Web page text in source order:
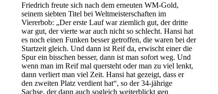
Friedrich freute sich nach dem erneuten WM-Gold,
seinem siebten Titel bei Weltmeisterschaften im
Viererbob: „Der erste Lauf war ziemlich gut, der dritte
war gut, der vierte war auch nicht so schlecht. Hansi hat
es noch einen Funken besser getroffen, die waren bei der
Startzeit gleich. Und dann ist Reif da, erwischt einer die
Spur ein bisschen besser, dann ist man sofort weg. Und
wenn man im Reif mal quersteht oder man zu viel lenkt,
dann verliert man viel Zeit. Hansi hat gezeigt, dass er
den zweiten Platz verdient hat“, so der 34-jährige
Sachse, der dann auch sogleich weiterblickt gen